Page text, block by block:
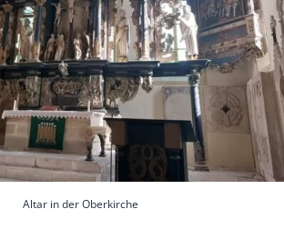
Altar in der Oberkirche